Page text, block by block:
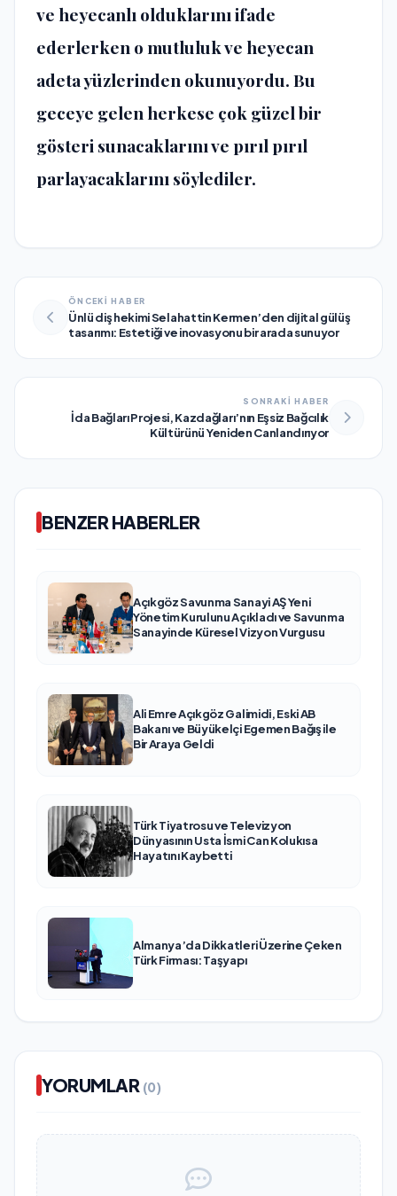
ve heyecanlı olduklarını ifade
ederlerken o mutluluk ve heyecan
adeta yüzlerinden okunuyordu. Bu
geceye gelen herkese çok güzel bir
gösteri sunacaklarını ve pırıl pırıl
parlayacaklarını söylediler.
ÖNCEKİ HABER
Ünlü diş hekimi Selahattin Kermen’den dijital gülüş
tasarımı: Estetiği ve inovasyonu bir arada sunuyor
SONRAKİ HABER
İda Bağları Projesi, Kazdağları’nın Eşsiz Bağcılık
Kültürünü Yeniden Canlandırıyor
BENZER HABERLER
Açıkgöz Savunma Sanayi AŞ Yeni
Yönetim Kurulunu Açıkladı ve Savunma
Sanayinde Küresel Vizyon Vurgusu
Ali Emre Açıkgöz Galimidi, Eski AB
Bakanı ve Büyükelçi Egemen Bağış ile
Bir Araya Geldi
Türk Tiyatrosu ve Televizyon
Dünyasının Usta İsmi Can Kolukısa
Hayatını Kaybetti
Almanya’da Dikkatleri Üzerine Çeken
Türk Firması: Taşyapı
YORUMLAR (0)